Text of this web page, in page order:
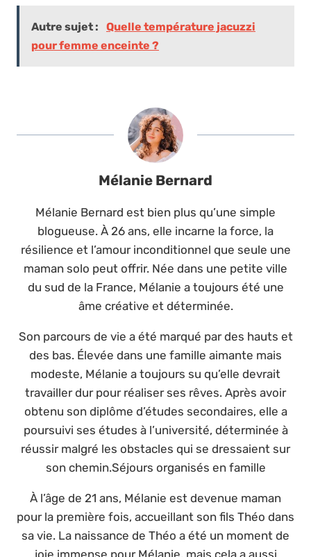
Autre sujet :
Quelle température jacuzzi
pour femme enceinte ?
Mélanie Bernard
Mélanie Bernard est bien plus qu’une simple
blogueuse. À 26 ans, elle incarne la force, la
résilience et l’amour inconditionnel que seule une
maman solo peut offrir. Née dans une petite ville
du sud de la France, Mélanie a toujours été une
âme créative et déterminée.
Son parcours de vie a été marqué par des hauts et
des bas. Élevée dans une famille aimante mais
modeste, Mélanie a toujours su qu’elle devrait
travailler dur pour réaliser ses rêves. Après avoir
obtenu son diplôme d’études secondaires, elle a
poursuivi ses études à l’université, déterminée à
réussir malgré les obstacles qui se dressaient sur
son chemin.Séjours organisés en famille
À l’âge de 21 ans, Mélanie est devenue maman
pour la première fois, accueillant son fils Théo dans
sa vie. La naissance de Théo a été un moment de
joie immense pour Mélanie, mais cela a aussi